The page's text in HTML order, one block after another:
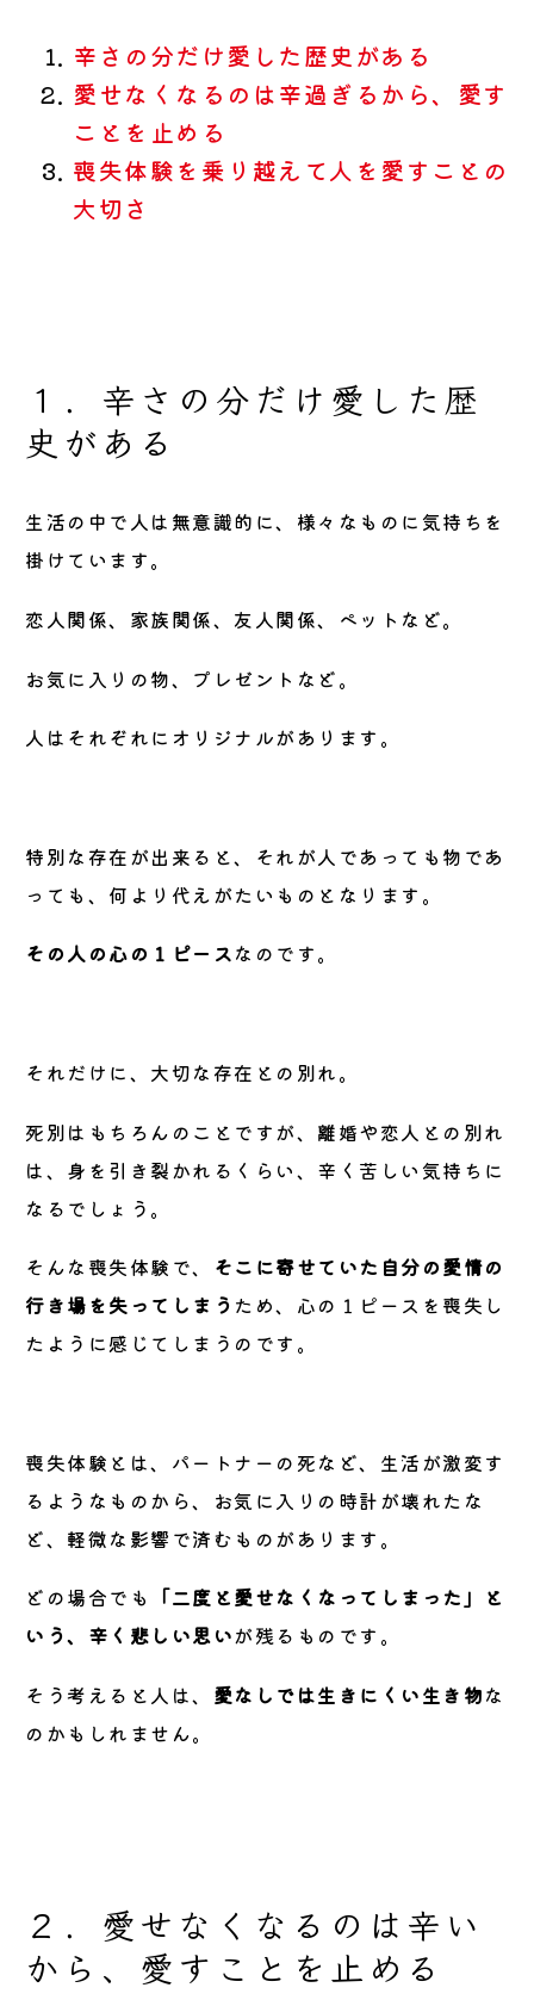
辛さの分だけ愛した歴史がある
愛せなくなるのは辛過ぎるから、愛す
ことを止める
喪失体験を乗り越えて人を愛すことの
大切さ
１．辛さの分だけ愛した歴
史がある
生活の中で人は無意識的に、様々なものに気持ちを
掛けています。
恋人関係、家族関係、友人関係、ペットなど。
お気に入りの物、プレゼントなど。
人はそれぞれにオリジナルがあります。
特別な存在が出来ると、それが人であっても物であ
っても、何より代えがたいものとなります。
その人の心の１ピースなのです。
それだけに、大切な存在との別れ。
死別はもちろんのことですが、離婚や恋人との別れ
は、身を引き裂かれるくらい、辛く苦しい気持ちに
なるでしょう。
そんな喪失体験で、
そこに寄せていた自分の愛情の
行き場を失ってしまう ため、心の１ピースを喪失し
たように感じてしまうのです。
喪失体験とは、パートナーの死など、生活が激変す
るようなものから、お気に入りの時計が壊れたな
ど、軽微な影響で済むものがあります。
どの場合でも 「二度と愛せなくなってしまった」と
いう、辛く悲しい思いが残るものです。
そう考えると人は、 愛なしでは生きにくい生き物な
のかもしれません。
２．愛せなくなるのは辛い
から、愛すことを止める